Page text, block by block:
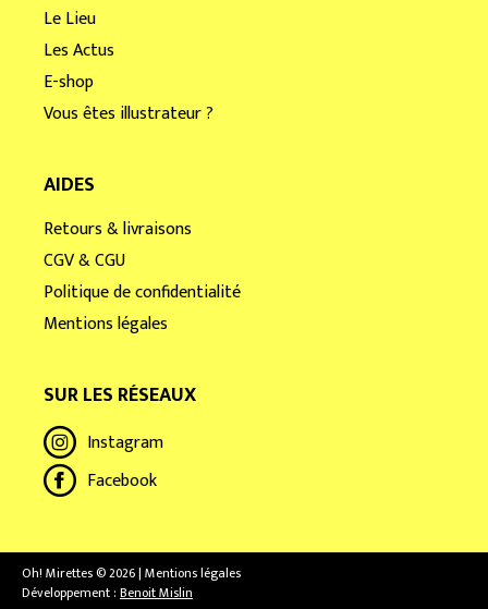
Le Lieu
Les Actus
E-shop
Vous êtes illustrateur ?
AIDES
Retours & livraisons
CGV & CGU
Politique de confidentialité
Mentions légales
SUR LES RÉSEAUX
Instagram
Facebook
Oh! Mirettes © 2026 | Mentions légales
Développement : Benoit Mislin